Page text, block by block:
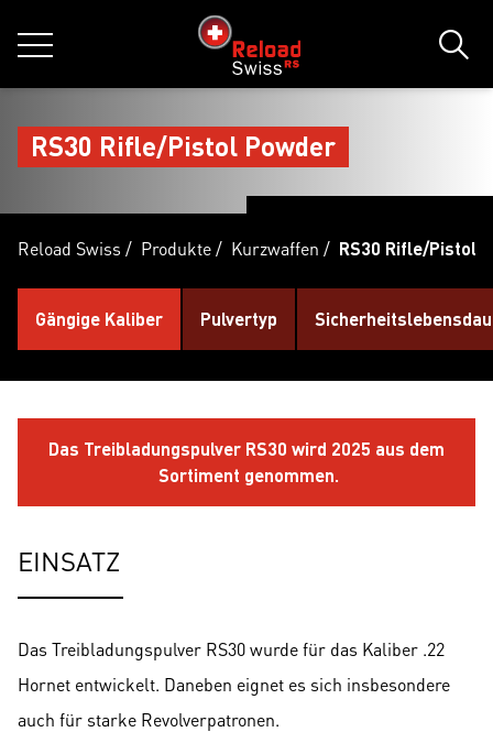
MENÜ
siteLogo
RS30 Rifle/Pistol Powder
Reload Swiss / Produkte/ Kurzwaffen / RS30 Rifle/Pistol
Gängige Kaliber Pulvertyp
Das Treibladungspulver RS30 wird 2025 aus dem
Sortiment genommen.
EINSATZ
Das Treibladungspulver RS30 wurde für das Kaliber .22
Hornet entwickelt. Daneben eignet es sich insbesondere
auch für starke Revolverpatronen.